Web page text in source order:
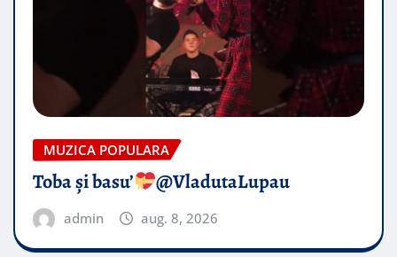
MUZICA POPULARA
Toba și basu’ @VladutaLupau
admin aug. 8, 2026